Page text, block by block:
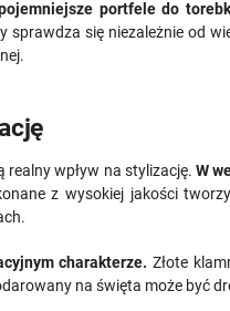
portfele do
się niezależnie od
realny wpływ na stylizację. W
z wysokiej jakości
charakterze. Złote
na święta może być